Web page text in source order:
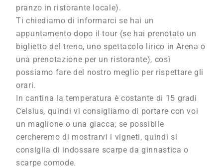
pranzo in ristorante locale).
Ti chiediamo di informarci se hai un
appuntamento dopo il tour (se hai prenotato un
biglietto del treno, uno spettacolo lirico in Arena o
una prenotazione per un ristorante), così
possiamo fare del nostro meglio per rispettare gli
orari.
In cantina la temperatura è costante di 15 gradi
Celsius, quindi vi consigliamo di portare con voi
un maglione o una giacca; se possibile
cercheremo di mostrarvi i vigneti, quindi si
consiglia di indossare scarpe da ginnastica o
scarpe comode.